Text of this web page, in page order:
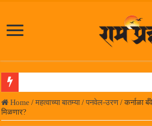
आमदार प्रशांत ठाकूर यांच्या उपस्थितीत विद्यार्थ्यांना
लोकनेते रामशेठ ठाकूर समाजसेवेतील हिरा -आमदार
Home / महत्वाच्या बातम्या / पनवेल-उरण / कर्नाळा
मिळणार?